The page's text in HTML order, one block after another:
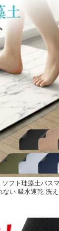
フト珪藻土バス
い 吸水速乾 洗
藻土マット 脱衣